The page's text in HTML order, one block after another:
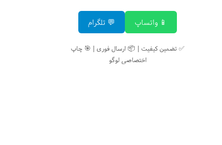
📱 واتساپ 💬 تلگرام
✅ تضمین کیفیت | 📦 ارسال فوری | 🎯 چاپ
اختصاصی لوگو